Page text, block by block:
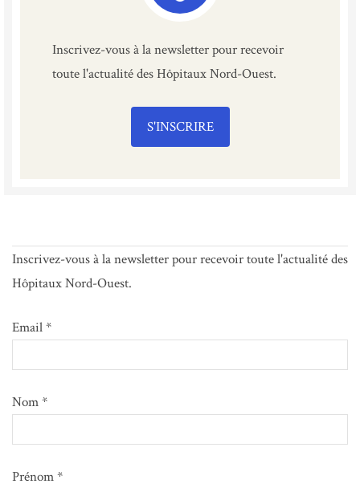
Inscrivez-vous à la newsletter pour recevoir
toute l'actualité des Hôpitaux Nord-Ouest.
S'INSCRIRE
Inscrivez-vous à la newsletter pour recevoir toute l'actualité des
Hôpitaux Nord-Ouest.
Email *
Nom *
Prénom *